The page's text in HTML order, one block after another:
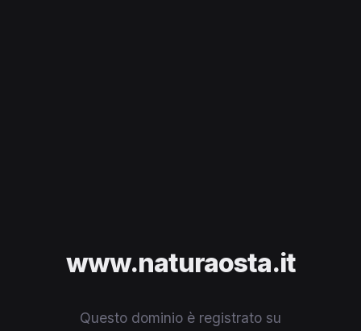
www.naturaosta.it
Questo dominio è registrato su